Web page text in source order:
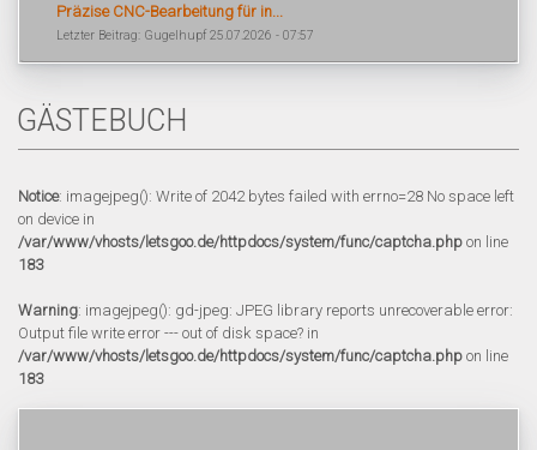
Präzise CNC-Bearbeitung für in...
Letzter Beitrag: Gugelhupf 25.07.2026 - 07:57
GÄSTEBUCH
Notice: imagejpeg(): Write of 2042 bytes failed with errno=28 No space left
on device in
/var/www/vhosts/letsgoo.de/httpdocs/system/func/captcha.php on line
183
Warning: imagejpeg(): gd-jpeg: JPEG library reports unrecoverable error:
Output file write error --- out of disk space? in
/var/www/vhosts/letsgoo.de/httpdocs/system/func/captcha.php on line
183